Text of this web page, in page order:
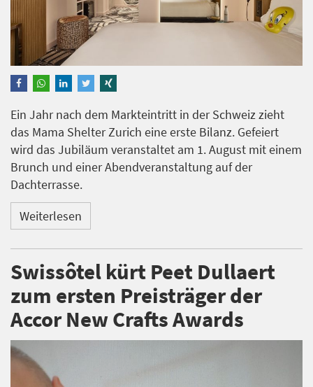
Ein Jahr nach dem Markteintritt in der Schweiz zieht
das Mama Shelter Zurich eine erste Bilanz. Gefeiert
wird das Jubiläum veranstaltet am 1. August mit einem
Brunch und einer Abendveranstaltung auf der
Dachterrasse.
Weiterlesen
Swissôtel kürt Peet Dullaert
zum ersten Preisträger der
Accor New Crafts Awards